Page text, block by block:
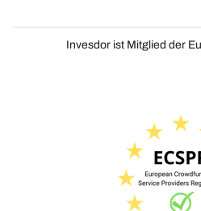
Invesdor ist Mitglied der